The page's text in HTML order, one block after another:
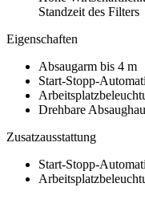
Standzeit des Filters
Eigenschaften
Absaugarm bis 4 m
Start-Stopp-
Drehbare
Zusatzausstattung
Start-Stopp-